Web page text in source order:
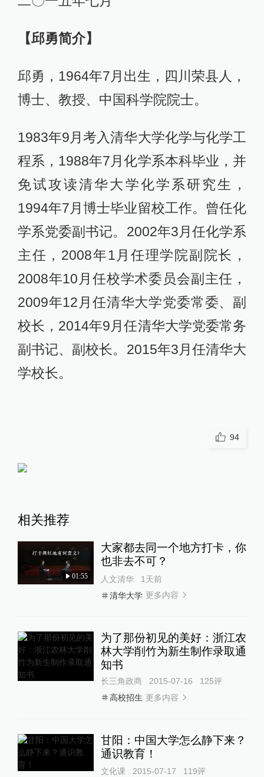
【邱勇简介】
邱勇，1964年7月出生，四川荣县人，
博士、教授、中国科学院院士。
1983年9月考入清华大学化学与化学工
程系，1988年7月化学系本科毕业，并
免试攻读清华大学化学系研究生，
1994年7月博士毕业留校工作。曾任化
学系党委副书记。2002年3月任化学系
主任，2008年1月任理学院副院长，
2008年10月任校学术委员会副主任，
2009年12月任清华大学党委常委、副
校长，2014年9月任清华大学党委常务
副书记、副校长。2015年3月任清华大
学校长。
94
相关推荐
01:55
大家都去同一个地方打卡，你
也非去不可？
人文清华
1天前
清华大学 更多内容
为了那份初见的美好：浙江农
林大学削竹为新生制作录取通
知书
长三角政商 2015-07-16 125评
高校招生 更多内容
甘阳：中国大学怎么静下来？
通识教育！
文化课 2015-07-17 119评